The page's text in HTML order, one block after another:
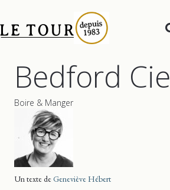
Bedford Cie
Boire & Manger
Un texte deGeneviève Hébert